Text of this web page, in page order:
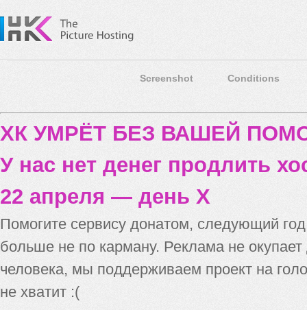
Screenshot Conditions
ХК УМРЁТ БЕЗ ВАШЕЙ
У нас нет денег продлить
22 апреля — день X
Помогите сервису донатом, следующий
больше не по карману. Реклама не
человека, мы поддерживаем проект на
не хватит :(